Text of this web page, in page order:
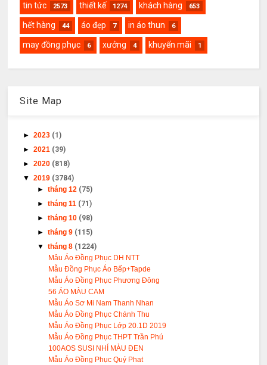
tin tức 2573 thiết kế 1274 khách hàng 653
hết hàng 44 áo đẹp 7 in áo thun 6
may đồng phục 6 xưởng 4 khuyến mãi 1
Site Map
►2023 (1)
►2021 (39)
►2020 (818)
▼2019 (3784)
►tháng 12 (75)
►tháng 11 (71)
►tháng 10 (98)
►tháng 9 (115)
▼tháng 8 (1224)
Mâu Áo Đồng Phục DH NTT
Mẫu Đồng Phục Áo Bếp+Tapde
Mẫu Áo Đồng Phục Phương Đông
56 ÁO MÀU CAM
Mẫu Áo Sơ Mi Nam Thanh Nhan
Mẫu Áo Đồng Phục Chánh Thu
Mẫu Áo Đồng Phục Lớp 20.1D 2019
Mẫu Áo Đồng Phục THPT Trần Phú
100AOS SUSI NHÍ MÀU ĐEN
Mẫu Áo Đồng Phục Quý Phat